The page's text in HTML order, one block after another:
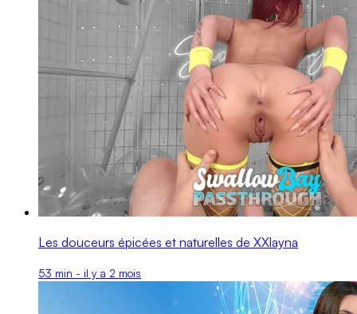
Les douceurs épicées et naturelles de XXlayna
53 min - il y a 2 mois